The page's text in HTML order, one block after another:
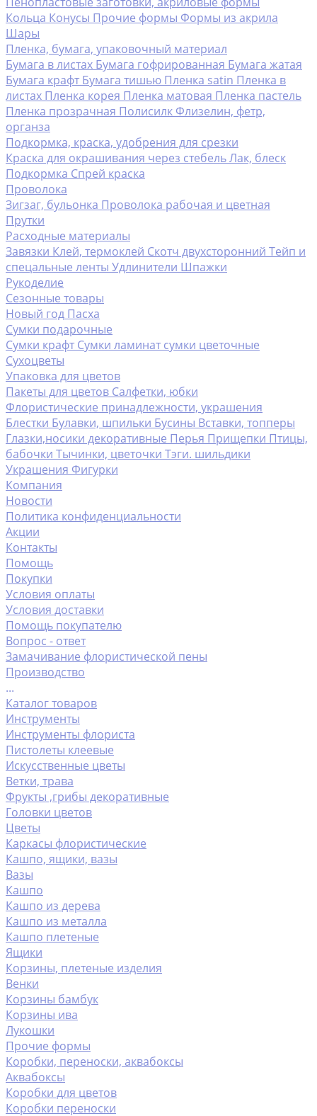
Кольца Конусы Прочие формы Формы из акрила
Шары
Пленка, бумага, упаковочный материал
Бумага в листах Бумага гофрированная Бумага жатая
Бумага крафт Бумага тишью Пленка satin Пленка в
листах Пленка корея Пленка матовая Пленка пастель
Пленка прозрачная Полисилк Флизелин, фетр,
органза
Подкормка, краска, удобрения для срезки
Краска для окрашивания через стебельЛак, блеск
Подкормка Спрей краска
Проволока
Зигзаг, бульонка Проволока рабочая и цветная
Прутки
Расходные материалы
Завязки Клей, термоклей Скотч двухсторонний Тейп и
спецальные ленты Удлинители Шпажки
Рукоделие
Сезонные товары
Новый год Пасха
Сумки подарочные
Сумки крафт Сумки ламинат сумки цветочные
Сухоцветы
Упаковка для цветов
Пакеты для цветов Салфетки, юбки
Флористические принадлежности, украшения
Блестки Булавки, шпильки Бусины Вставки, топперы
Глазки,носики декоративные Перья Прищепки Птицы,
бабочки Тычинки, цветочки Тэги. шильдики
Украшения Фигурки
Компания
Новости
Политика конфиденциальности
Акции
Контакты
Помощь
Покупки
Условия оплаты
Условия доставки
Помощь покупателю
Вопрос - ответ
Замачивание флористической пены
Производство
...
Каталог товаров
Инструменты
Инструменты флориста
Пистолеты клеевые
Искусственные цветы
Ветки, трава
Фрукты ,грибы декоративные
Головки цветов
Цветы
Каркасы флористические
Кашпо, ящики, вазы
Вазы
Кашпо
Кашпо из дерева
Кашпо из металла
Кашпо плетеные
Ящики
Корзины, плетеные изделия
Венки
Корзины бамбук
Корзины ива
Лукошки
Прочие формы
Коробки, переноски, аквабоксы
Аквабоксы
Коробки для цветов
Коробки переноски